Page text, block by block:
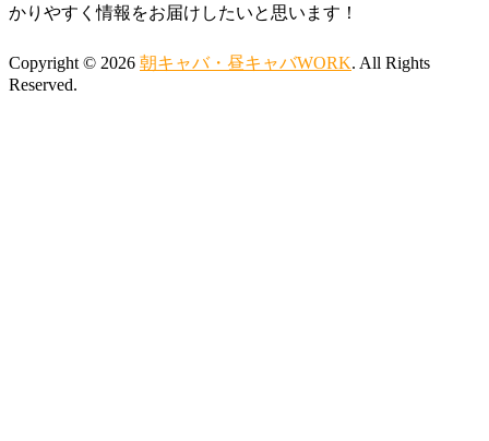
かりやすく情報をお届けしたいと思います！
Copyright © 2026 朝キャバ・昼キャバWORK. All Rights
Reserved.